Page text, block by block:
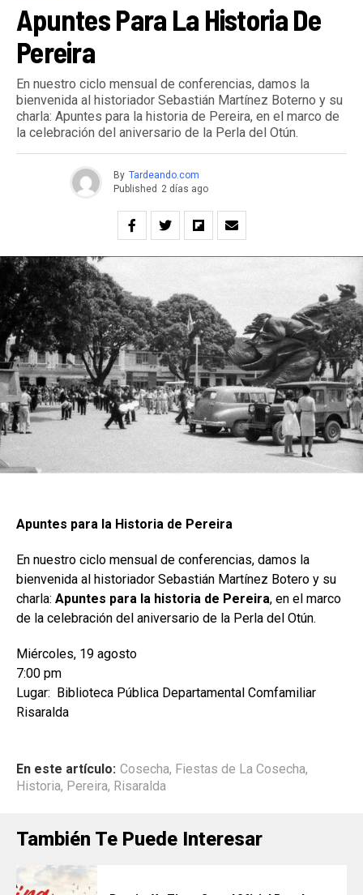
Apuntes Para La Historia De
Pereira
En nuestro ciclo mensual de conferencias, damos la
bienvenida al historiador Sebastián Martínez Boterno y su
charla: Apuntes para la historia de Pereira, en el marco de
la celebración del aniversario de la Perla del Otún.
By Tardeando.com
Published 2 días ago
Apuntes para la Historia de Pereira
En nuestro ciclo mensual de conferencias, damos la
bienvenida al historiador Sebastián Martínez Botero y su
charla: Apuntes para la historia de Pereira, en el marco
de la celebración del aniversario de la Perla del Otún.
Miércoles, 19 agosto
7:00 pm
Lugar: Biblioteca Pública Departamental Comfamiliar
Risaralda
En este artículo: Cosecha, Fiestas de La Cosecha,
Historia, Pereira, Risaralda
También Te Puede Interesar